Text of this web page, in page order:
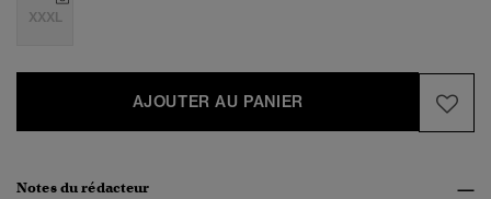
XXXL
AJOUTER AU PANIER
Notes du rédacteur